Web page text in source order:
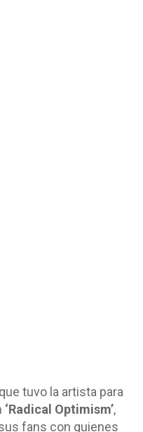
tuvo la artista para
‘Radical Optimism’,
fans con quienes